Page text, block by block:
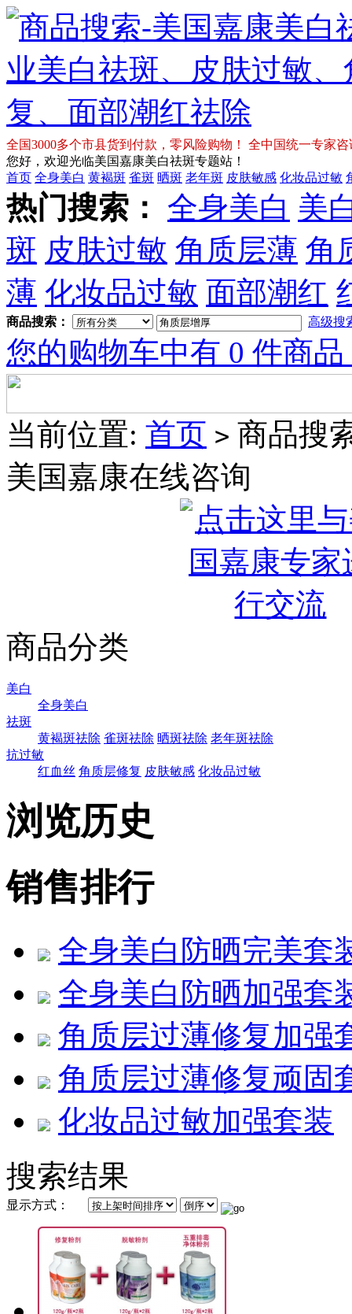
全国3000多个市县货到付款，零风险购物！ 全中国统一专家咨
您好，欢迎光临美国嘉康美白祛斑专题站！
首页 全身美白 黄褐斑 雀斑 晒斑 老年斑 皮肤敏感 化妆品过敏
热门搜索： 全身美白 美
斑 皮肤过敏 角质层薄 角
薄 化妆品过敏 面部潮红
商品搜索： 高级搜
您的购物车中有 0 件商
当前位置: 首页 > 商品搜
美国嘉康在线咨询
商品分类
美白
全身美白
祛斑
黄褐斑祛除 雀斑祛除 晒斑祛除 老年斑祛除
抗过敏
红血丝 角质层修复 皮肤敏感 化妆品过敏
浏览历史
销售排行
全身美白防晒完美套
全身美白防晒加强套
角质层过薄修复加强
角质层过薄修复顽固
化妆品过敏加强套装
搜索结果
显示方式：